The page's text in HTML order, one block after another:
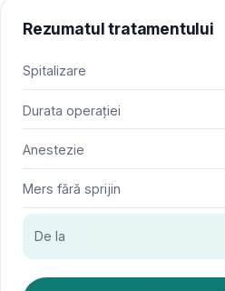
Rezumatul tratamentului
Spitalizare
Durata operației
Anestezie
Mers fără sprijin
De la